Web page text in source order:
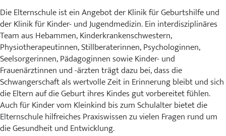
Die Elternschule ist ein Angebot der Klinik für Geburtshilfe und
der Klinik für Kinder- und Jugendmedizin. Ein interdisziplinäres
Team aus Hebammen, Kinderkrankenschwestern,
Physiotherapeutinnen, Stillberaterinnen, Psychologinnen,
Seelsorgerinnen, Pädagoginnen sowie Kinder- und
Frauenärztinnen und -ärzten trägt dazu bei, dass die
Schwangerschaft als wertvolle Zeit in Erinnerung bleibt und sich
die Eltern auf die Geburt ihres Kindes gut vorbereitet fühlen.
Auch für Kinder vom Kleinkind bis zum Schulalter bietet die
Elternschule hilfreiches Praxiswissen zu vielen Fragen rund um
die Gesundheit und Entwicklung.